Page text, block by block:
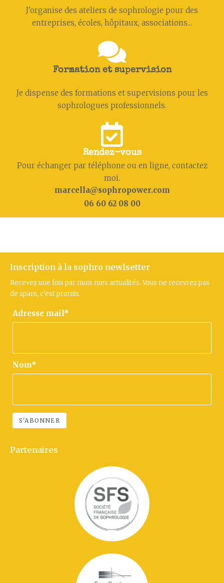
J'organise des ateliers de sophrologie pour des
entreprises, écoles, hôpitaux, associations...
Formation et supervision
Je dispense des formations et supervisions pour les
sophrologues professionnels.
Rendez-vous
Pour échanger par téléphone ou en ligne, contactez
moi.
marcella@sophropower.com
06 60 62 08 00
Inscription à la sophro newlsetter
Recevez une fois par mois mes actualités. Vous ne recevrez pas
de spam, c’est promis.
Adresse mail*
Nom*
Partenaires